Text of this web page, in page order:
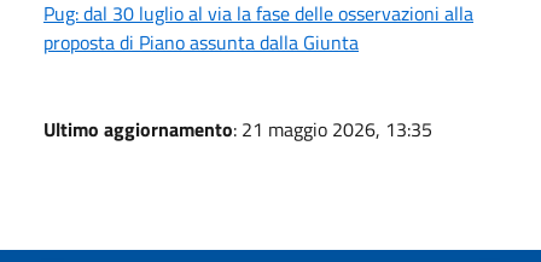
Pug: dal 30 luglio al via la fase delle osservazioni alla
proposta di Piano assunta dalla Giunta
Ultimo aggiornamento: 21 maggio 2026, 13:35